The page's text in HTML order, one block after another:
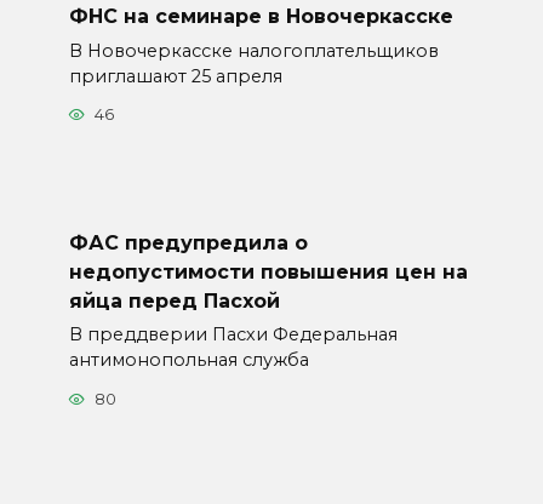
ФНС на семинаре в Новочеркасске
В Новочеркасске налогоплательщиков
приглашают 25 апреля
46
ФАС предупредила о
недопустимости повышения цен на
яйца перед Пасхой
В преддверии Пасхи Федеральная
антимонопольная служба
80